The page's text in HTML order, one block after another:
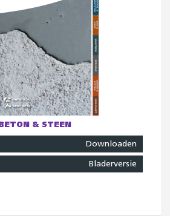
BETON & STEEN
Downloaden
Bladerversie